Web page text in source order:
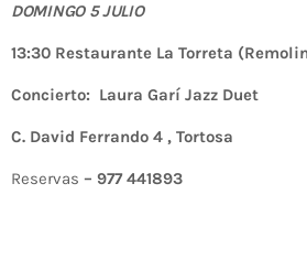
DOMINGO 5 JULIO
13:30 Restaurante La Torreta
Concierto: Laura Garí Jazz Duet
C. David Ferrando 4 , Tortosa
Reservas – 977 441893